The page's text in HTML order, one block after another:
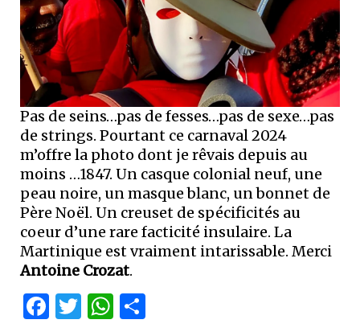
Pas de seins…pas de fesses…pas de sexe…pas
de strings. Pourtant ce carnaval 2024
m’offre la photo dont je rêvais depuis au
moins …1847. Un casque colonial neuf, une
peau noire, un masque blanc, un bonnet de
Père Noël. Un creuset de spécificités au
coeur d’une rare facticité insulaire. La
Martinique est vraiment intarissable. Merci
Antoine Crozat.
Facebook
Twitter
WhatsApp